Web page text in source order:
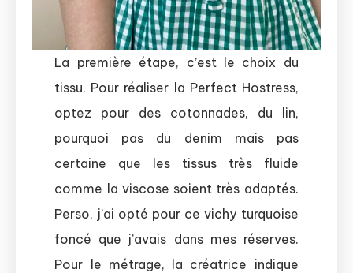
La première étape, c’est le choix du
tissu. Pour réaliser la Perfect Hostress,
optez pour des cotonnades, du lin,
pourquoi pas du denim mais pas
certaine que les tissus très fluide
comme la viscose soient très adaptés.
Perso, j’ai opté pour ce vichy turquoise
foncé que j’avais dans mes réserves.
Pour le métrage, la créatrice indique